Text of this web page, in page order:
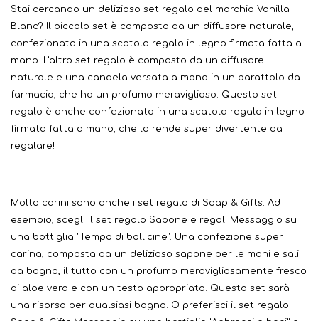
Stai cercando un delizioso set regalo del marchio Vanilla
Blanc? Il piccolo set è composto da un diffusore naturale,
confezionato in una scatola regalo in legno firmata fatta a
mano. L'altro set regalo è composto da un diffusore
naturale e una candela versata a mano in un barattolo da
farmacia, che ha un profumo meraviglioso. Questo set
regalo è anche confezionato in una scatola regalo in legno
firmata fatta a mano, che lo rende super divertente da
regalare!
Molto carini sono anche i set regalo di Soap & Gifts. Ad
esempio, scegli il set regalo Sapone e regali Messaggio su
una bottiglia "Tempo di bollicine". Una confezione super
carina, composta da un delizioso sapone per le mani e sali
da bagno, il tutto con un profumo meravigliosamente fresco
di aloe vera e con un testo appropriato. Questo set sarà
una risorsa per qualsiasi bagno. O preferisci il set regalo